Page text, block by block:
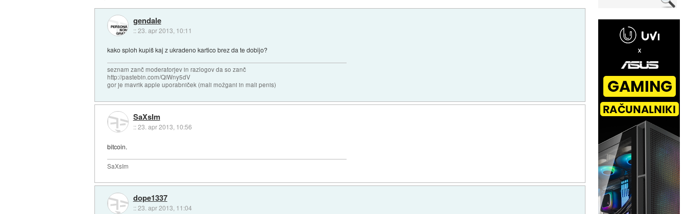
gendale
::23. apr 2013, 10:11
kako sploh kupiš kaj z ukradeno kartico brez da te dobijo?
seznam zanč moderatorjev in razlogov da so zanč
http://pastebin.com/QiWny5dV
gor je mavrik apple uporabniček (mali možgani in mali penis)
SaXsIm
::23. apr 2013, 10:56
bitcoin.
SaXsIm
dope1337
::23. apr 2013, 11:04